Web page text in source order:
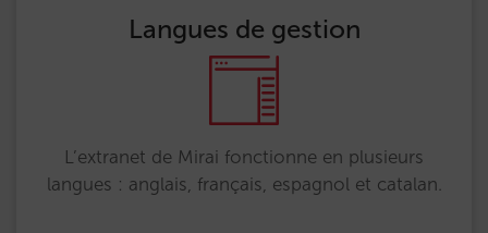
Langues de gestion
L’extranet de Mirai fonctionne en plusieurs
langues : anglais, français, espagnol et catalan.